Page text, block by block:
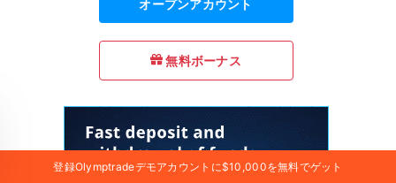
オープンアカウント
無料ボーナス
登録Olymptradeデモアカウントに$10,000を無料でゲット